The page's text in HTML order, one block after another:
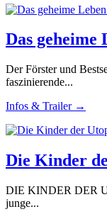
Das geheime
Der Förster und
faszinierende...
Infos & Trailer →
Die Kinder
DIE KINDER DER
junge...